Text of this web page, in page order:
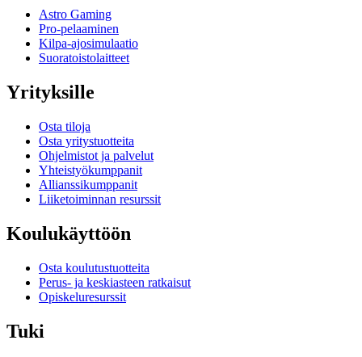
Astro Gaming
Pro-pelaaminen
Kilpa-ajosimulaatio
Suoratoistolaitteet
Yrityksille
Osta tiloja
Osta yritystuotteita
Ohjelmistot ja palvelut
Yhteistyökumppanit
Allianssikumppanit
Liiketoiminnan resurssit
Koulukäyttöön
Osta koulutustuotteita
Perus- ja keskiasteen ratkaisut
Opiskeluresurssit
Tuki